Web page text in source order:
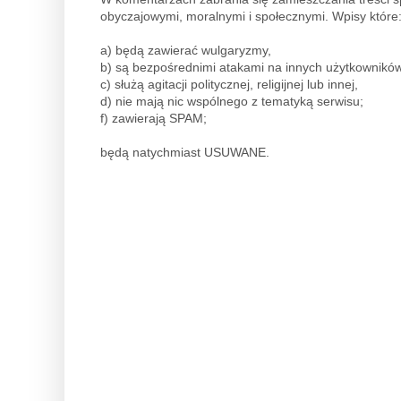
obyczajowymi, moralnymi i społecznymi. Wpisy które:
a) będą zawierać wulgaryzmy,
b) są bezpośrednimi atakami na innych
c) służą agitacji politycznej, religijnej lub innej,
d) nie mają nic wspólnego z tematyką serwisu;
f) zawierają SPAM;
będą natychmiast USUWANE.